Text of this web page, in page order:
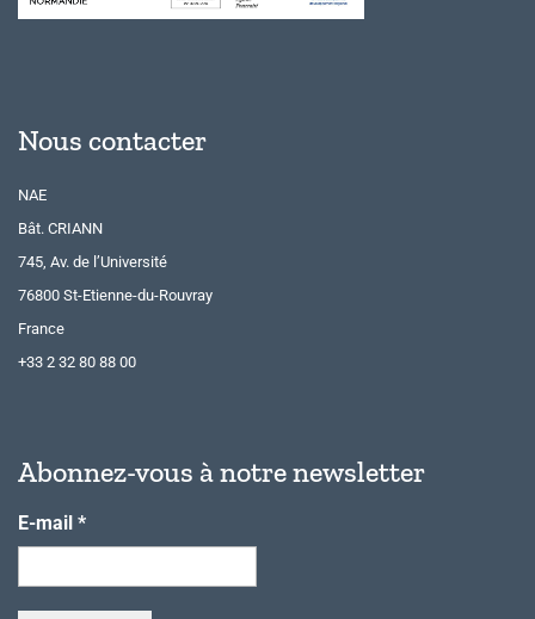
Nous contacter
NAE
Bât. CRIANN
745, Av. de l’Université
76800 St-Etienne-du-Rouvray
France
+33 2 32 80 88 00
Abonnez-vous à notre newsletter
E-mail *